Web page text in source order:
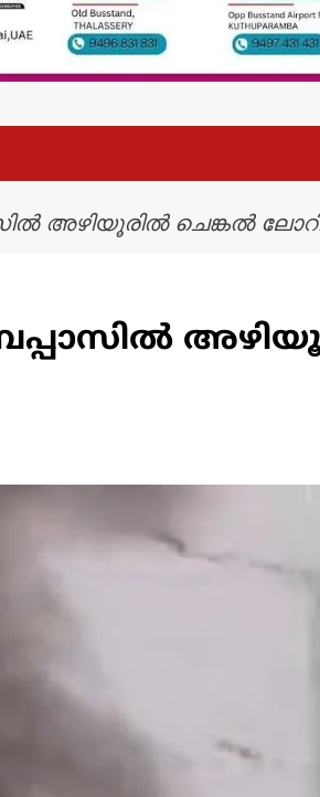
അഴിയൂരിൽ ചെങ്കൽ ലോറിക്ക്